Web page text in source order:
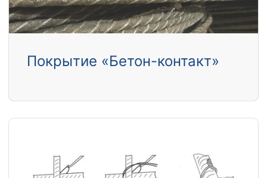
Покрытие «Бетон-контакт»